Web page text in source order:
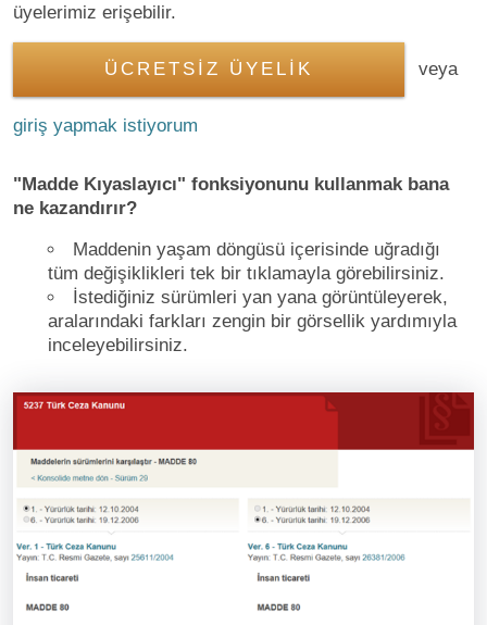
üyelerimiz erişebilir.
ÜCRETSİZ ÜYELİK veya
giriş yapmak istiyorum
"Madde Kıyaslayıcı" fonksiyonunu kullanmak bana
ne kazandırır?
Maddenin yaşam döngüsü içerisinde uğradığı
tüm değişiklikleri tek bir tıklamayla görebilirsiniz.
İstediğiniz sürümleri yan yana görüntüleyerek,
aralarındaki farkları zengin bir görsellik yardımıyla
inceleyebilirsiniz.